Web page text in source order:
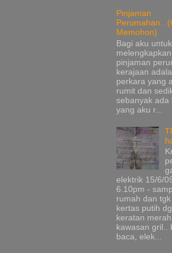
Pinjaman
Perumahan..
Memohon)
Bagi aku untuk
pinjaman
kerajaan
perkara yang
rumit dan
sebanyak ada
yang aku r...
elektrik 15/6/
6.10pm -
rumah dan
kertas putih
keratan
kawasan gril..
baca, elek...